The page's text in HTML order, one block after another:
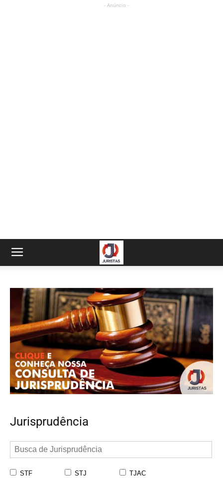
- Anúncio -
Jurisprudência
STF STJ
TJAC